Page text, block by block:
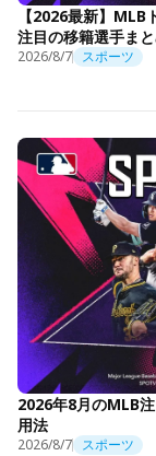
【2026最新】
注目の移籍選手ま
2026/8/7 スポーツ
2026年8月のMLB
用法
2026/8/7 スポーツ